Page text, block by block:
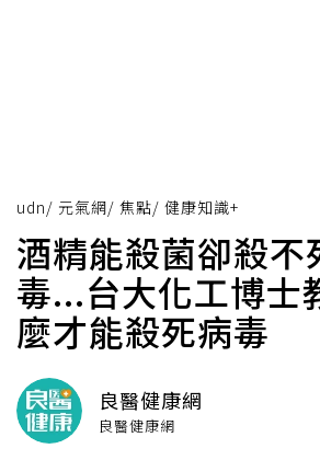
udn/ 元氣網/ 焦點/ 健康知識+
酒精能殺菌卻殺不
毒...台大化工博士
麼才能殺死病毒
良醫健康網
良醫健康網